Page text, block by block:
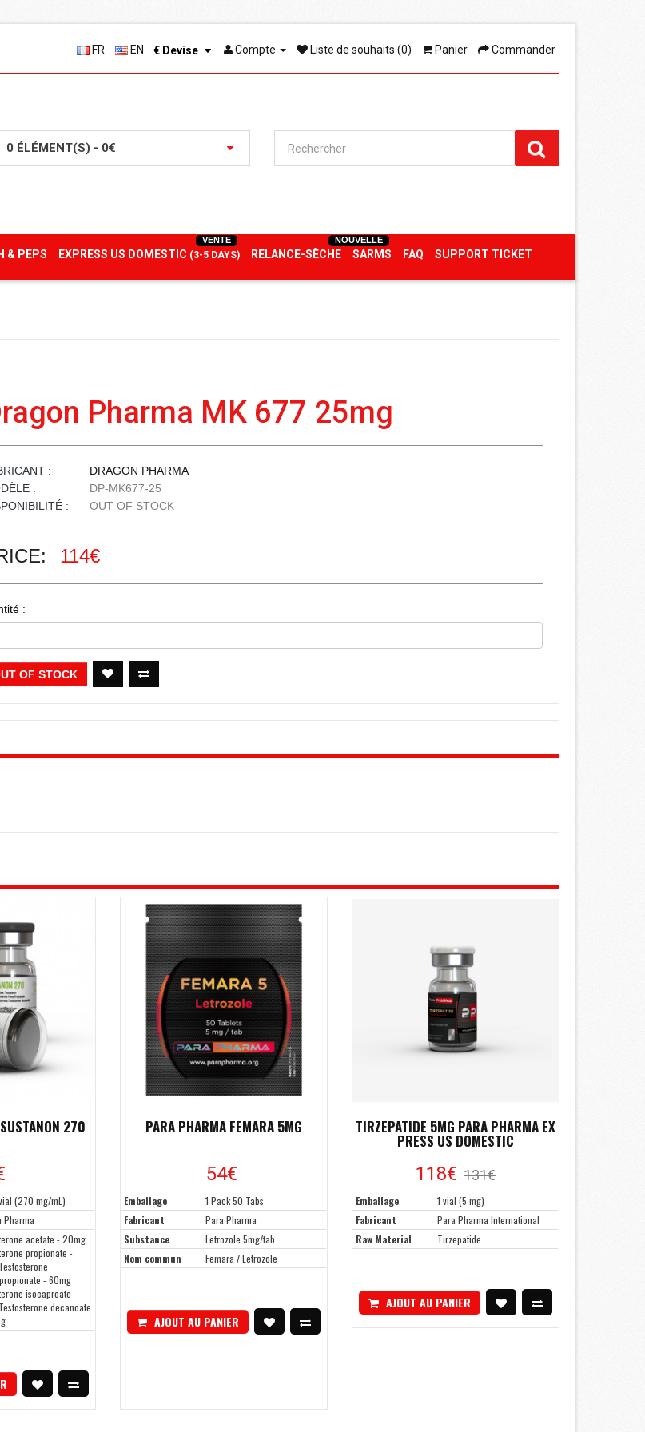
FR EN € Devise Compte Liste de souhaits (0) Panier Commander
0 ÉLÉMENT(S) - 0€
& PEPS EXPRESS US DOMESTIC (3-5 DAYS)
VENTE
RELANCE-SÈCHE SARMS
NOUVELLE
FAQ SUPPORT TICKET
Pharma MK 677 25mg
:
DRAGON PHARMA
:
DP-MK677-25
:
OUT OF STOCK
114€
:
OF STOCK
270
(270 mg/mL)
Pharma
acetate - 20mg
propionate -
- 60mg
isocaproate -
decanoate
PARA PHARMA FEMARA 5MG
54€
Emballage
1 Pack 50 Tabs
Fabricant
Para Pharma
Substance
Letrozole 5mg/tab
Nom commun
Femara / Letrozole
AJOUT AU PANIER
TIRZEPATIDE 5MG PARA PHARMA EX
PRESS US DOMESTIC
118€ 131€
Emballage
1 vial (5 mg)
Fabricant
Para Pharma International
Raw Material
Tirzepatide
AJOUT AU PANIER